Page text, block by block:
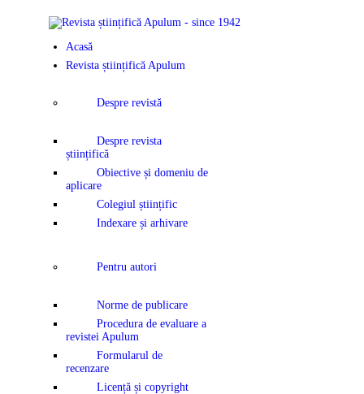
Acasă
Revista științifică Apulum
Despre revistă
Despre revista
științifică
Obiective și domeniu de
aplicare
Colegiul științific
Indexare și arhivare
Pentru autori
Norme de publicare
Procedura de evaluare a
revistei Apulum
Formularul de
recenzare
Licență și copyright
ACASĂ
REVISTA ȘTIINȚIFICĂ
APULUM
ANUNȚURI ȘI
COMUNICATE
EVENIMENTE
CONTACT